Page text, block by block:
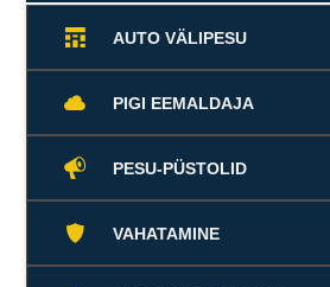
AUTO VÄLIPESU
PIGI EEMALDAJA
PESU-PÜSTOLID
VAHATAMINE